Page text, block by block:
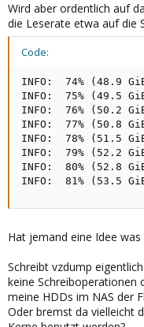
Wird aber ordentlich auf
die Leserate etwa auf die
Code:
INFO:  74% (48.9
INFO:  75% (49.5
INFO:  76% (50.2
INFO:  77% (50.8
INFO:  78% (51.5
INFO:  79% (52.2
INFO:  80% (52.8
INFO:  81% (53.5
Hat jemand eine Idee
Schreibt vzdump
keine Schreiboperationen
meine HDDs im NAS der
Oder bremst da vielleicht